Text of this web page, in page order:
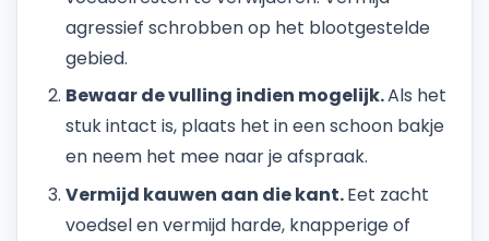
agressief schrobben op het blootgestelde
gebied.
Bewaar de vulling indien mogelijk.Als het
stuk intact is, plaats het in een schoon bakje
en neem het mee naar je afspraak.
Vermijd kauwen aan die kant.Eet zacht
voedsel en vermijd harde, knapperige of